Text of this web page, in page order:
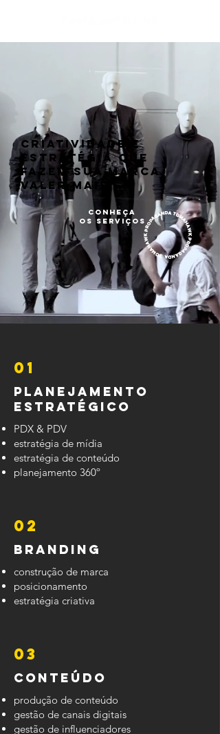
criatividade e
estratégia que
fazem sua marca
valer mais
conheça
os serviços
01
Planejamento
Estratégico
PDX & PDV
estratégia de mídia
estratégia de conteúdo
planejamento 360º
02
Branding
construção de marca
posicionamento
estratégia criativa
03
conteúdo
produção de conteúdo
gestão de canais digitais
gestão de influenciadores